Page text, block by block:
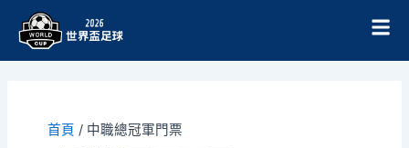
首頁 / 中職總冠軍門票